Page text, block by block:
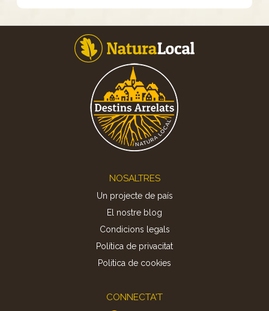
NOSALTRES
Un projecte de país
El nostre blog
Condicions legals
Política de privacitat
Politica de cookies
CONNECTA'T